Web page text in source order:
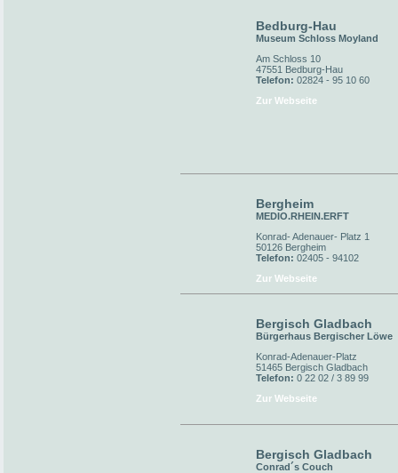
Bedburg-Hau
Museum Schloss Moyland
Am Schloss 10
47551 Bedburg-Hau
Telefon: 02824 - 95 10 60
Zur Webseite
Bergheim
MEDIO.RHEIN.ERFT
Konrad- Adenauer- Platz 1
50126 Bergheim
Telefon: 02405 - 94102
Zur Webseite
Bergisch Gladbach
Bürgerhaus Bergischer Löwe
Konrad-Adenauer-Platz
51465 Bergisch Gladbach
Telefon: 0 22 02 / 3 89 99
Zur Webseite
Bergisch Gladbach
Conrad´s Couch